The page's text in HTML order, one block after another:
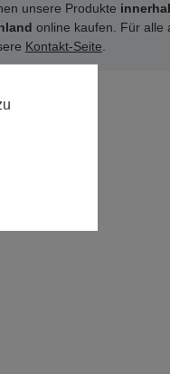
unsere Produkte
online kaufen. Für alle
Kontakt-Seite.